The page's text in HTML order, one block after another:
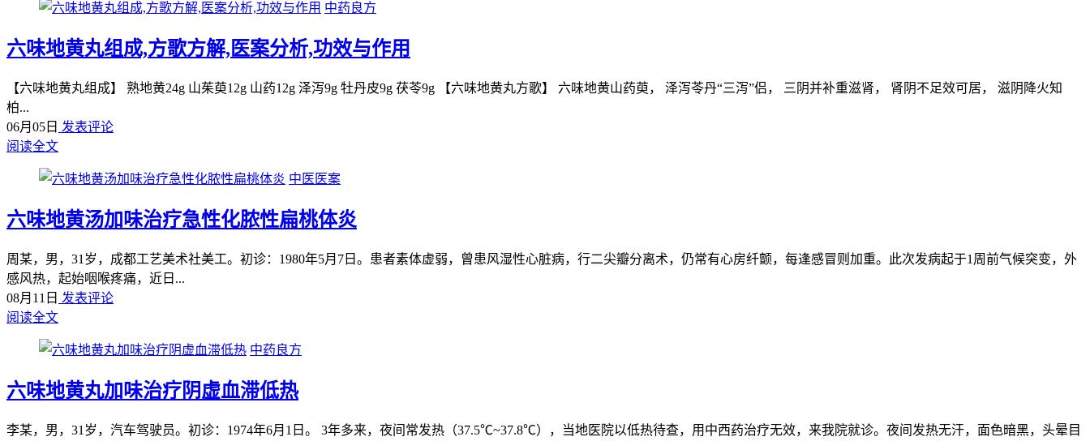
中药良方
六味地黄丸组成,方歌方解,医案分析,功效与作用
【六味地黄丸组成】 熟地黄24g 山茱萸12g 山药12g 泽泻9g 牡丹皮9g 茯苓9g 【六味地黄丸方歌】 六味地黄山药萸， 泽泻苓丹“三泻”侣， 三阴并补重滋肾， 肾阴不足效可居， 滋阴降火知
柏...
06月05日 发表评论
阅读全文
中医医案
六味地黄汤加味治疗急性化脓性扁桃体炎
周某，男，31岁，成都工艺美术社美工。初诊：1980年5月7日。患者素体虚弱，曾患风湿性心脏病，行二尖瓣分离术，仍常有心房纤颤，每逢感冒则加重。此次发病起于1周前气候突变，外
感风热，起始咽喉疼痛，近日...
08月11日 发表评论
阅读全文
中药良方
六味地黄丸加味治疗阴虚血滞低热
李某，男，31岁，汽车驾驶员。初诊：1974年6月1日。 3年多来，夜间常发热（37.5℃~37.8℃），当地医院以低热待查，用中西药治疗无效，来我院就诊。夜间发热无汗，面色暗黑，头晕目